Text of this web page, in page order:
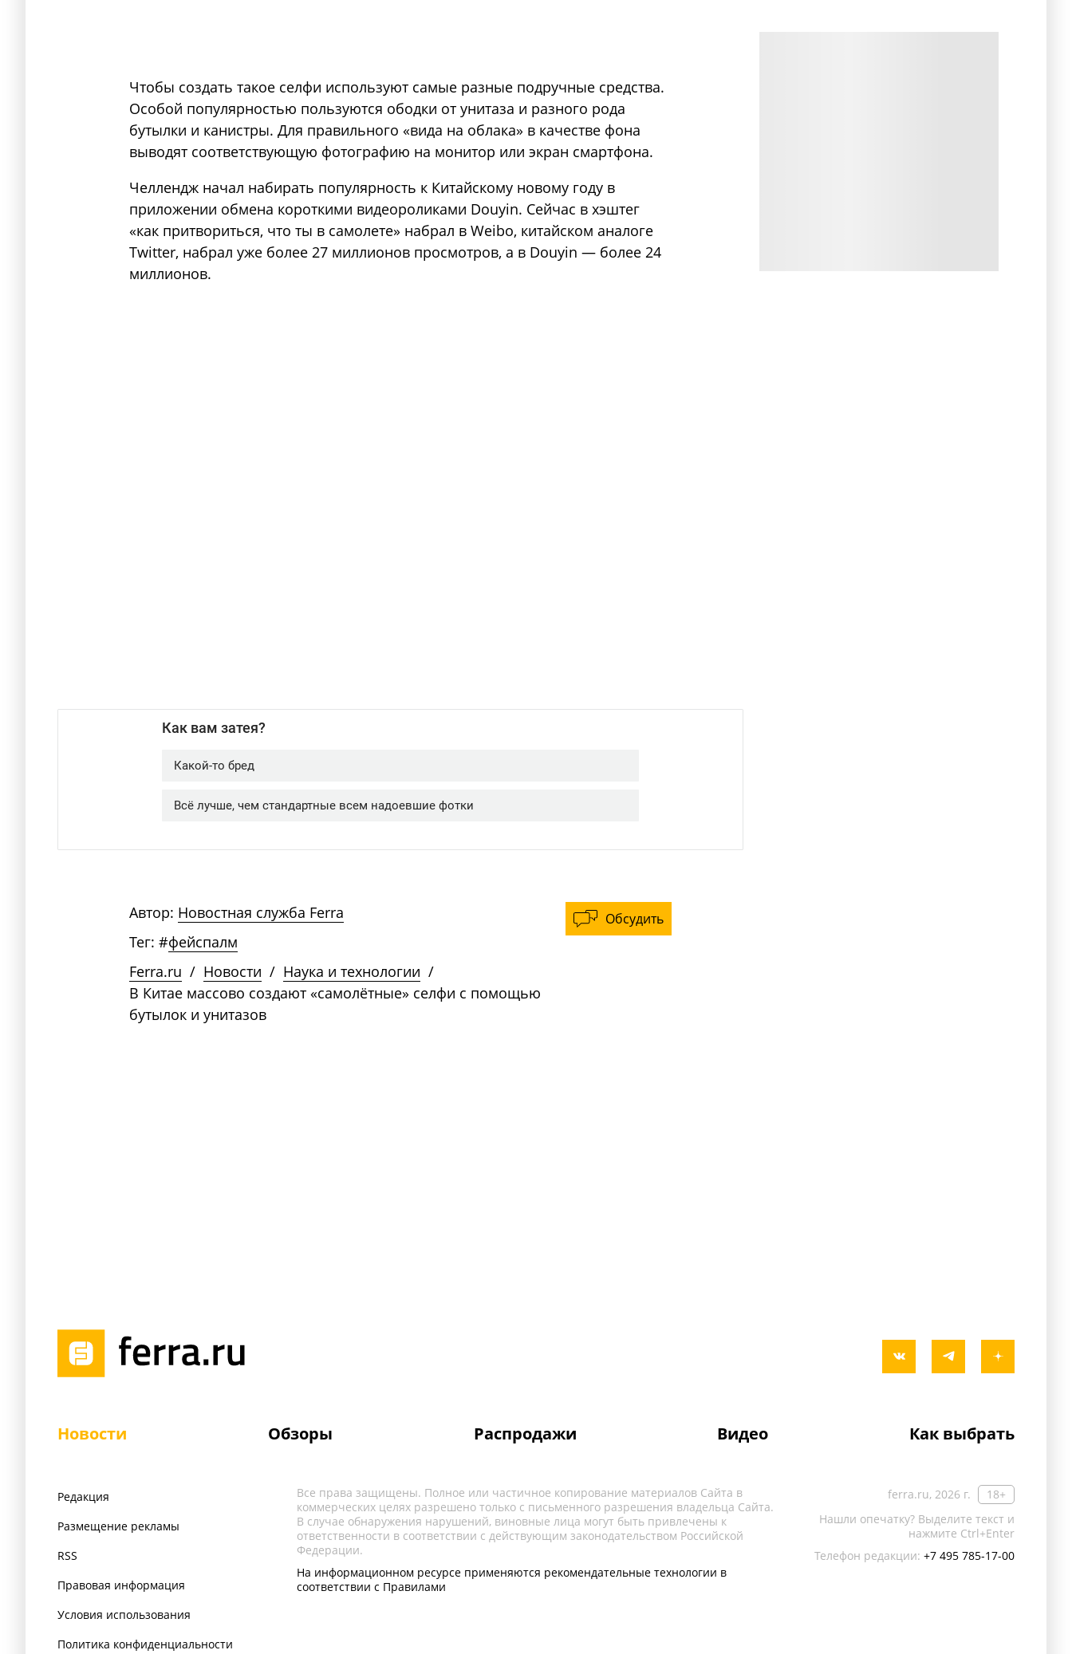
Чтобы создать такое селфи используют самые разные подручные средства.
Особой популярностью пользуются ободки от унитаза и разного рода
бутылки и канистры. Для правильного «вида на облака» в качестве фона
выводят соответствующую фотографию на монитор или экран смартфона.
Челлендж начал набирать популярность к Китайскому новому году в
приложении обмена короткими видеороликами Douyin. Сейчас в хэштег
«как притвориться, что ты в самолете» набрал в Weibo, китайском аналоге
Twitter, набрал уже более 27 миллионов просмотров, а в Douyin — более 24
миллионов.
Обсудить
Автор: Новостная служба Ferra
Тег: #фейспалм
Ferra.ru / Новости / Наука и технологии /
В Китае массово создают «самолётные» селфи с помощью
бутылок и унитазов
Новости Обзоры Распродажи Видео Как выбрать
Редакция
Размещение рекламы
RSS
Правовая информация
Условия использования
Политика конфиденциальности
ferra.ru, 2026 г.
18+
Нашли опечатку? Выделите текст и
нажмите Ctrl+Enter
Телефон редакции: +7 495 785-17-00
Все права защищены. Полное или частичное копирование материалов Сайта в
коммерческих целях разрешено только с письменного разрешения владельца Сайта.
В случае обнаружения нарушений, виновные лица могут быть привлечены к
ответственности в соответствии с действующим законодательством Российской
Федерации.
На информационном ресурсе применяются рекомендательные технологии в
соответствии с Правилами